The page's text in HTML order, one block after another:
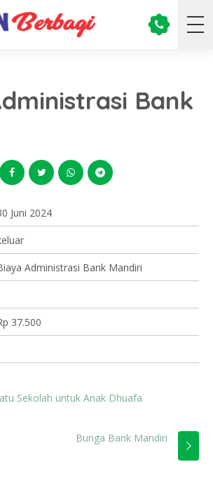
Bank
Juni 2024
Administrasi Bank Mandiri
37.500
Sekolah untuk Anak Dhuafa
Bunga Bank Mandiri